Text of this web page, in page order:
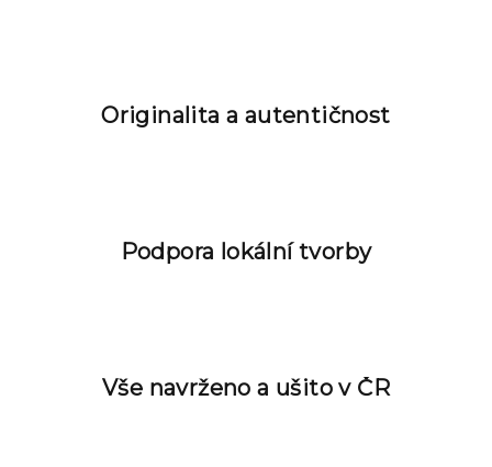
Originalita a autentičnost
Podpora lokální tvorby
Vše navrženo a ušito v ČR